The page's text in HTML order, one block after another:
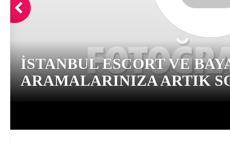
İSTANBUL ESCORT VE
ARAMALARINIZA ARTIK